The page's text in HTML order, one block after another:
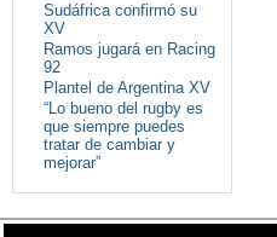
Sudáfrica confirmó su
XV
Ramos jugará en Racing
92
Plantel de Argentina XV
“Lo bueno del rugby es
que siempre puedes
tratar de cambiar y
mejorar”